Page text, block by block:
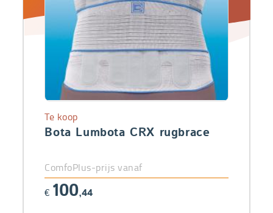
Bota Lumbota CRX rugbrace
Te koop
ComfoPlus-prijs vanaf
€ 100,44